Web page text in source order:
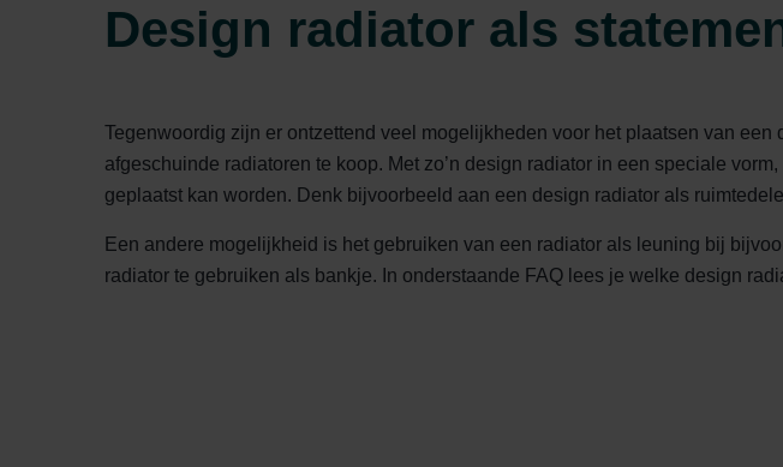
Design radiator als
Tegenwoordig zijn er ontzettend veel mogelijkheden voor het plaatsen van
afgeschuinde radiatoren te koop. Met zo’n design radiator in een speciale
geplaatst kan worden. Denk bijvoorbeeld aan een design radiator als
Een andere mogelijkheid is het gebruiken van een radiator als leuning bij
radiator te gebruiken als bankje. In onderstaande FAQ lees je welke design